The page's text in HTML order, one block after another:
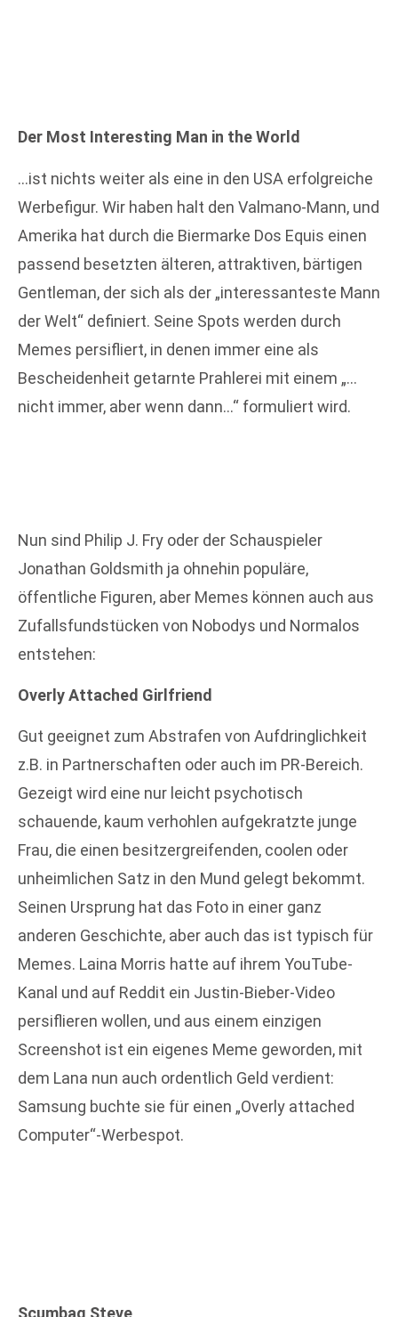
Der Most Interesting Man in the World
…ist nichts weiter als eine in den USA erfolgreiche
Werbefigur. Wir haben halt den Valmano-Mann, und
Amerika hat durch die Biermarke Dos Equis einen
passend besetzten älteren, attraktiven, bärtigen
Gentleman, der sich als der „interessanteste Mann
der Welt“ definiert. Seine Spots werden durch
Memes persifliert, in denen immer eine als
Bescheidenheit getarnte Prahlerei mit einem „…
nicht immer, aber wenn dann…“ formuliert wird.
Nun sind Philip J. Fry oder der Schauspieler
Jonathan Goldsmith ja ohnehin populäre,
öffentliche Figuren, aber Memes können auch aus
Zufallsfundstücken von Nobodys und Normalos
entstehen:
Overly Attached Girlfriend
Gut geeignet zum Abstrafen von Aufdringlichkeit
z.B. in Partnerschaften oder auch im PR-Bereich.
Gezeigt wird eine nur leicht psychotisch
schauende, kaum verhohlen aufgekratzte junge
Frau, die einen besitzergreifenden, coolen oder
unheimlichen Satz in den Mund gelegt bekommt.
Seinen Ursprung hat das Foto in einer ganz
anderen Geschichte, aber auch das ist typisch für
Memes. Laina Morris hatte auf ihrem YouTube-
Kanal und auf Reddit ein Justin-Bieber-Video
persiflieren wollen, und aus einem einzigen
Screenshot ist ein eigenes Meme geworden, mit
dem Lana nun auch ordentlich Geld verdient:
Samsung buchte sie für einen „Overly attached
Computer“-Werbespot.